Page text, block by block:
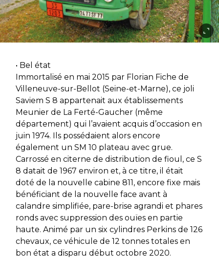
• Bel état
Immortalisé en mai 2015 par Florian Fiche de
Villeneuve-sur-Bellot (Seine-et-Marne), ce joli
Saviem S 8 appartenait aux établissements
Meunier de La Ferté-Gaucher (même
département) qui l’avaient acquis d’occasion en
juin 1974. Ils possédaient alors encore
également un SM 10 plateau avec grue.
Carrossé en citerne de distribution de fioul, ce S
8 datait de 1967 environ et, à ce titre, il était
doté de la nouvelle cabine 811, encore fixe mais
bénéficiant de la nouvelle face avant à
calandre simplifiée, pare-brise agrandi et phares
ronds avec suppression des ouïes en partie
haute. Animé par un six cylindres Perkins de 126
chevaux, ce véhicule de 12 tonnes totales en
bon état a disparu début octobre 2020.